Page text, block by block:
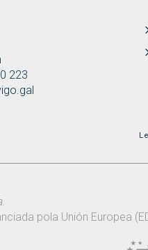
223
pola Unión Europea